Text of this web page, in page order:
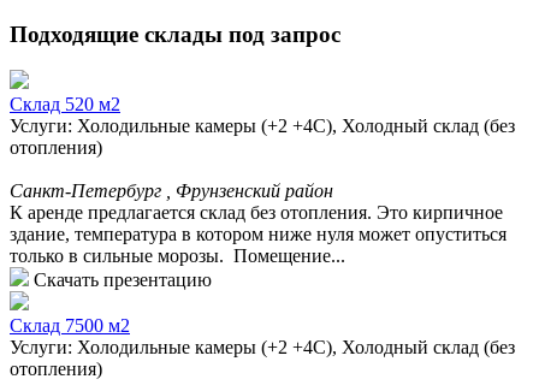
Подходящие склады под запрос
Склад 520 м2
Услуги: Холодильные камеры (+2 +4С), Холодный склад (без
отопления)
Санкт-Петербург , Фрунзенский район
К аренде предлагается склад без отопления. Это кирпичное
здание, температура в котором ниже нуля может опуститься
только в сильные морозы. Помещение...
Скачать презентацию
Склад 7500 м2
Услуги: Холодильные камеры (+2 +4С), Холодный склад (без
отопления)